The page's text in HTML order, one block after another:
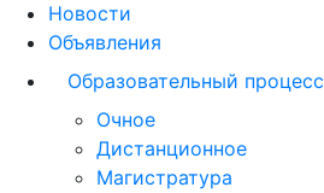
Новости
Объявления
Образовательный процесс
Очное
Дистанционное
Магистратура